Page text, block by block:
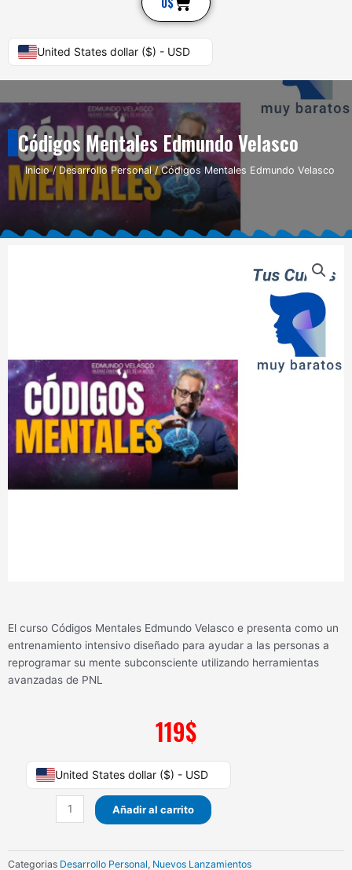
United States dollar ($) - USD
Códigos Mentales Edmundo Velasco
Inicio/ Desarrollo Personal/ Códigos Mentales Edmundo Velasco
El curso Códigos Mentales Edmundo Velasco e presenta como un
entrenamiento intensivo diseñado para ayudar a las personas a
reprogramar su mente subconsciente utilizando herramientas
avanzadas de PNL
119$
United States dollar ($) - USD
Códigos
Mentales
Edmundo
Velasco
Añadir al carrito
Categorias Desarrollo Personal, Nuevos Lanzamientos